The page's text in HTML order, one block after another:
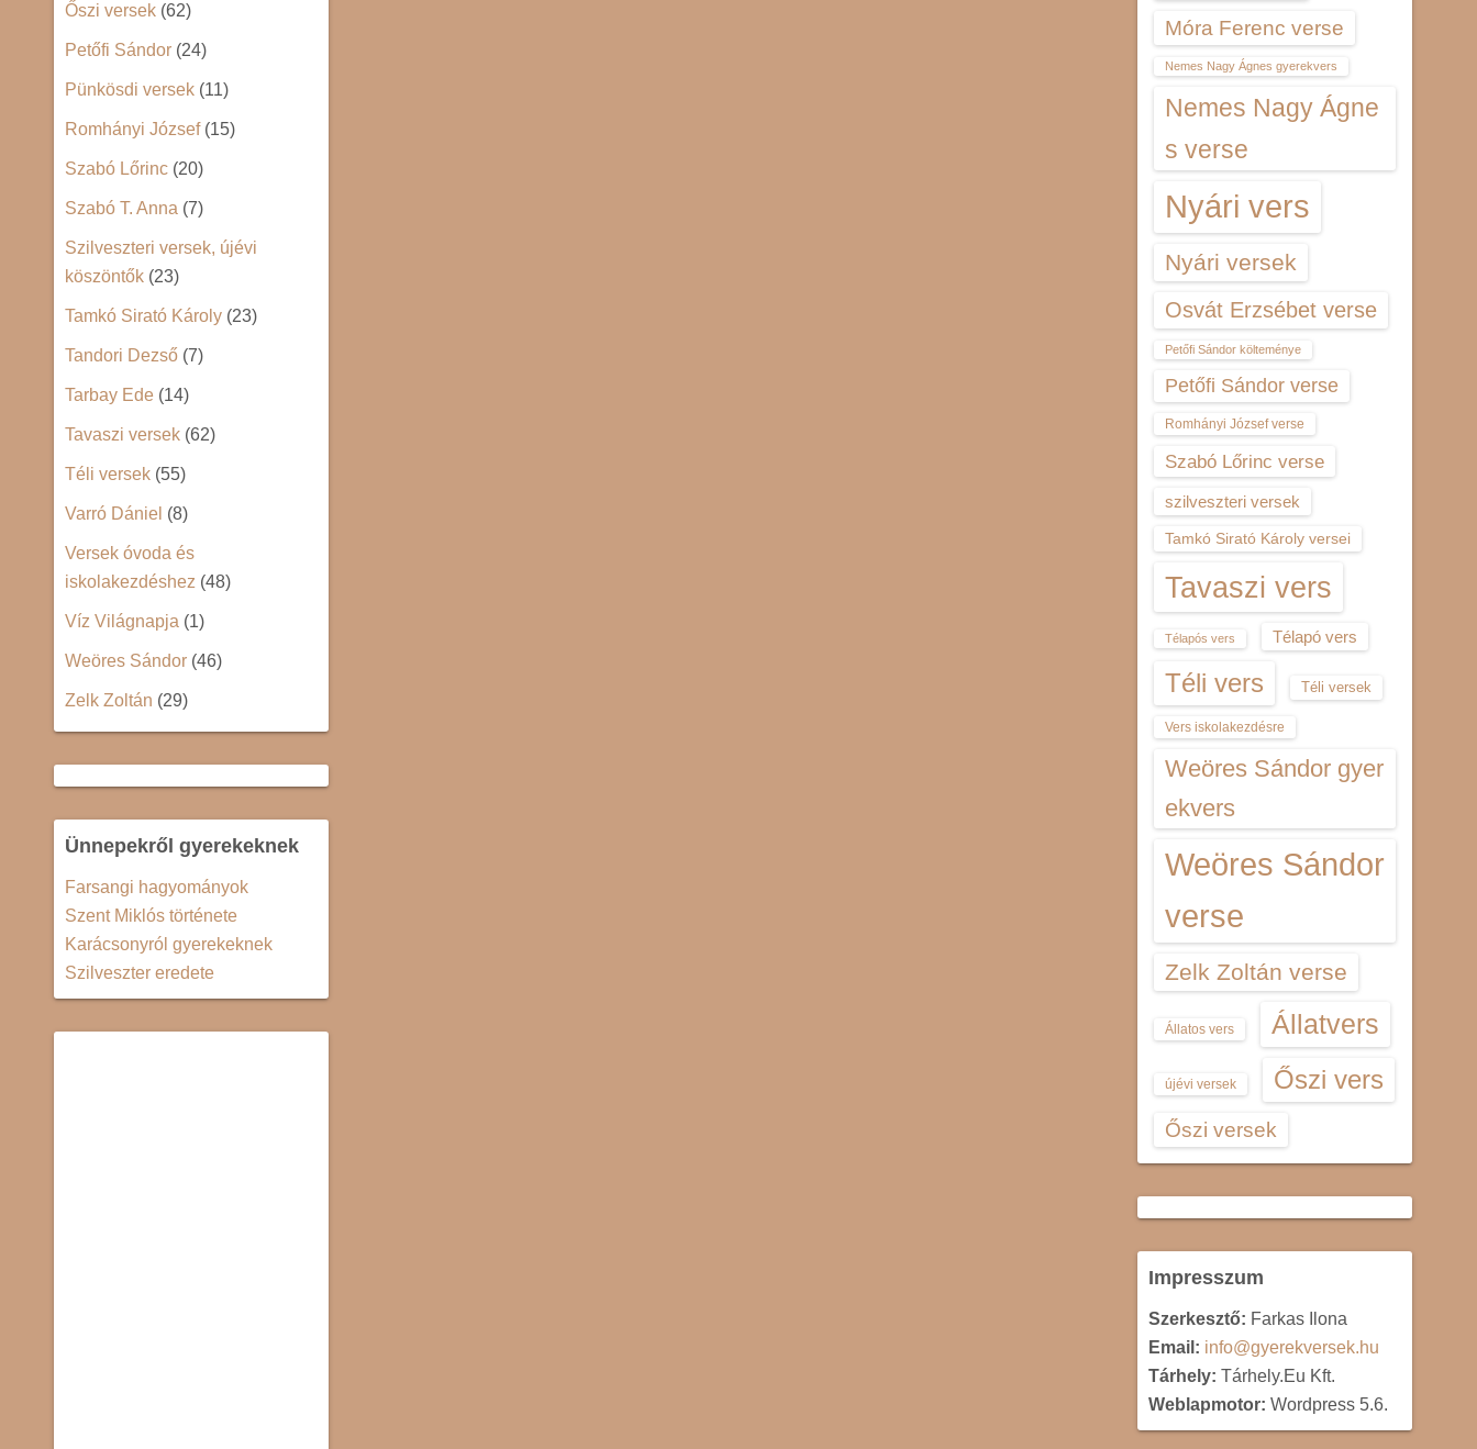
Őszi versek (62)
Petőfi Sándor (24)
Pünkösdi versek (11)
Romhányi József(15)
Szabó Lőrinc (20)
Szabó T. Anna (7)
Szilveszteri versek, újévi
köszöntők (23)
Tamkó Sirató Károly (23)
Tandori Dezső (7)
Tarbay Ede (14)
Tavaszi versek (62)
Téli versek (55)
Varró Dániel (8)
Versek óvoda és
iskolakezdéshez (48)
Víz Világnapja (1)
Weöres Sándor (46)
Zelk Zoltán (29)
Ünnepekről gyerekeknek
Farsangi hagyományok
Szent Miklós története
Karácsonyról gyerekeknek
Szilveszter eredete
Móra Ferenc verse
Nemes Nagy Ágnes gyerekvers
Nemes Nagy Ágne
s verse
Nyári vers
Nyári versek
Osvát Erzsébet verse
Petőfi Sándor költeménye
Petőfi Sándor verse
Romhányi József verse
Szabó Lőrinc verse
szilveszteri versek
Tamkó Sirató Károly versei
Tavaszi vers
Télapós vers Télapó vers
Téli vers Téli versek
Vers iskolakezdésre
Weöres Sándor gyer
ekvers
Weöres Sándor
verse
Zelk Zoltán verse
Állatos vers Állatvers
újévi versek Őszi vers
Őszi versek
Impresszum
Szerkesztő: Farkas Ilona
Email: info@gyerekversek.hu
Tárhely: Tárhely.Eu Kft.
Weblapmotor: Wordpress 5.6.